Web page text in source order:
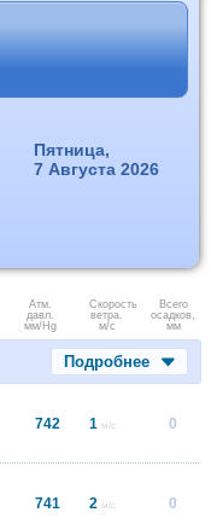
Пятница,
7 Августа 2026
Атм.
давл.
мм/Hg
Скорость
ветра.
м/с
Всего
осадков,
мм
Подробнее
742 1 м/с 0
741 2 м/с 0